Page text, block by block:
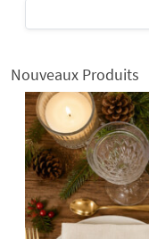
Nouveaux Produits